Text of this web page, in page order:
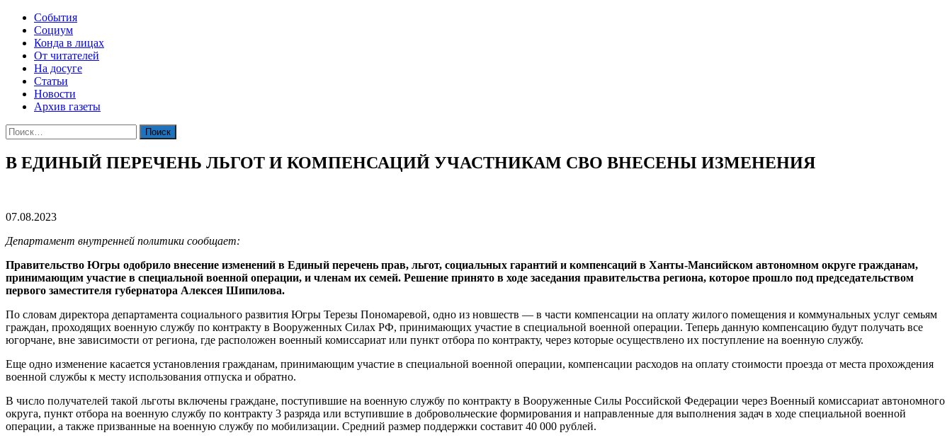
События
Социум
Конда в лицах
От читателей
На досуге
Статьи
Новости
Архив газеты
Найти:
В ЕДИНЫЙ ПЕРЕЧЕНЬ ЛЬГОТ И КОМПЕНСАЦИЙ УЧАСТНИКАМ СВО ВНЕСЕНЫ ИЗМЕНЕНИЯ
07.08.2023
Департамент внутренней политики сообщает:
Правительство Югры одобрило внесение изменений в Единый перечень прав, льгот, социальных гарантий и компенсаций в Ханты-Мансийском автономном округе гражданам,
принимающим участие в специальной военной операции, и членам их семей. Решение принято в ходе заседания правительства региона, которое прошло под председательством
первого заместителя губернатора Алексея Шипилова.
По словам директора департамента социального развития Югры Терезы Пономаревой, одно из новшеств — в части компенсации на оплату жилого помещения и коммунальных услуг семьям
граждан, проходящих военную службу по контракту в Вооруженных Силах РФ, принимающих участие в специальной военной операции. Теперь данную компенсацию будут получать все
югорчане, вне зависимости от региона, где расположен военный комиссариат или пункт отбора по контракту, через которые осуществлено их поступление на военную службу.
Еще одно изменение касается установления гражданам, принимающим участие в специальной военной операции, компенсации расходов на оплату стоимости проезда от места прохождения
военной службы к месту использования отпуска и обратно.
В число получателей такой льготы включены граждане, поступившие на военную службу по контракту в Вооруженные Силы Российской Федерации через Военный комиссариат автономного
округа, пункт отбора на военную службу по контракту 3 разряда или вступившие в добровольческие формирования и направленные для выполнения задач в ходе специальной военной
операции, а также призванные на военную службу по мобилизации. Средний размер поддержки составит 40 000 рублей.